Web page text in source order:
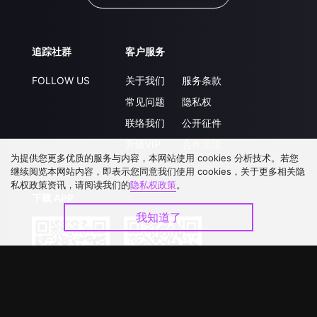
追踪社群
FOLLOW US
客户服务
关于我们
常见问题
联络我们
服务条款
隐私权
公开征件
为提供您更多优质的服务与内容，本网站使用 cookies 分析技术。若您
继续阅览本网站内容，即表示您同意我们使用 cookies，关于更多相关隐
私权政策资讯，请阅读我们的隐私权政策。
我知道了